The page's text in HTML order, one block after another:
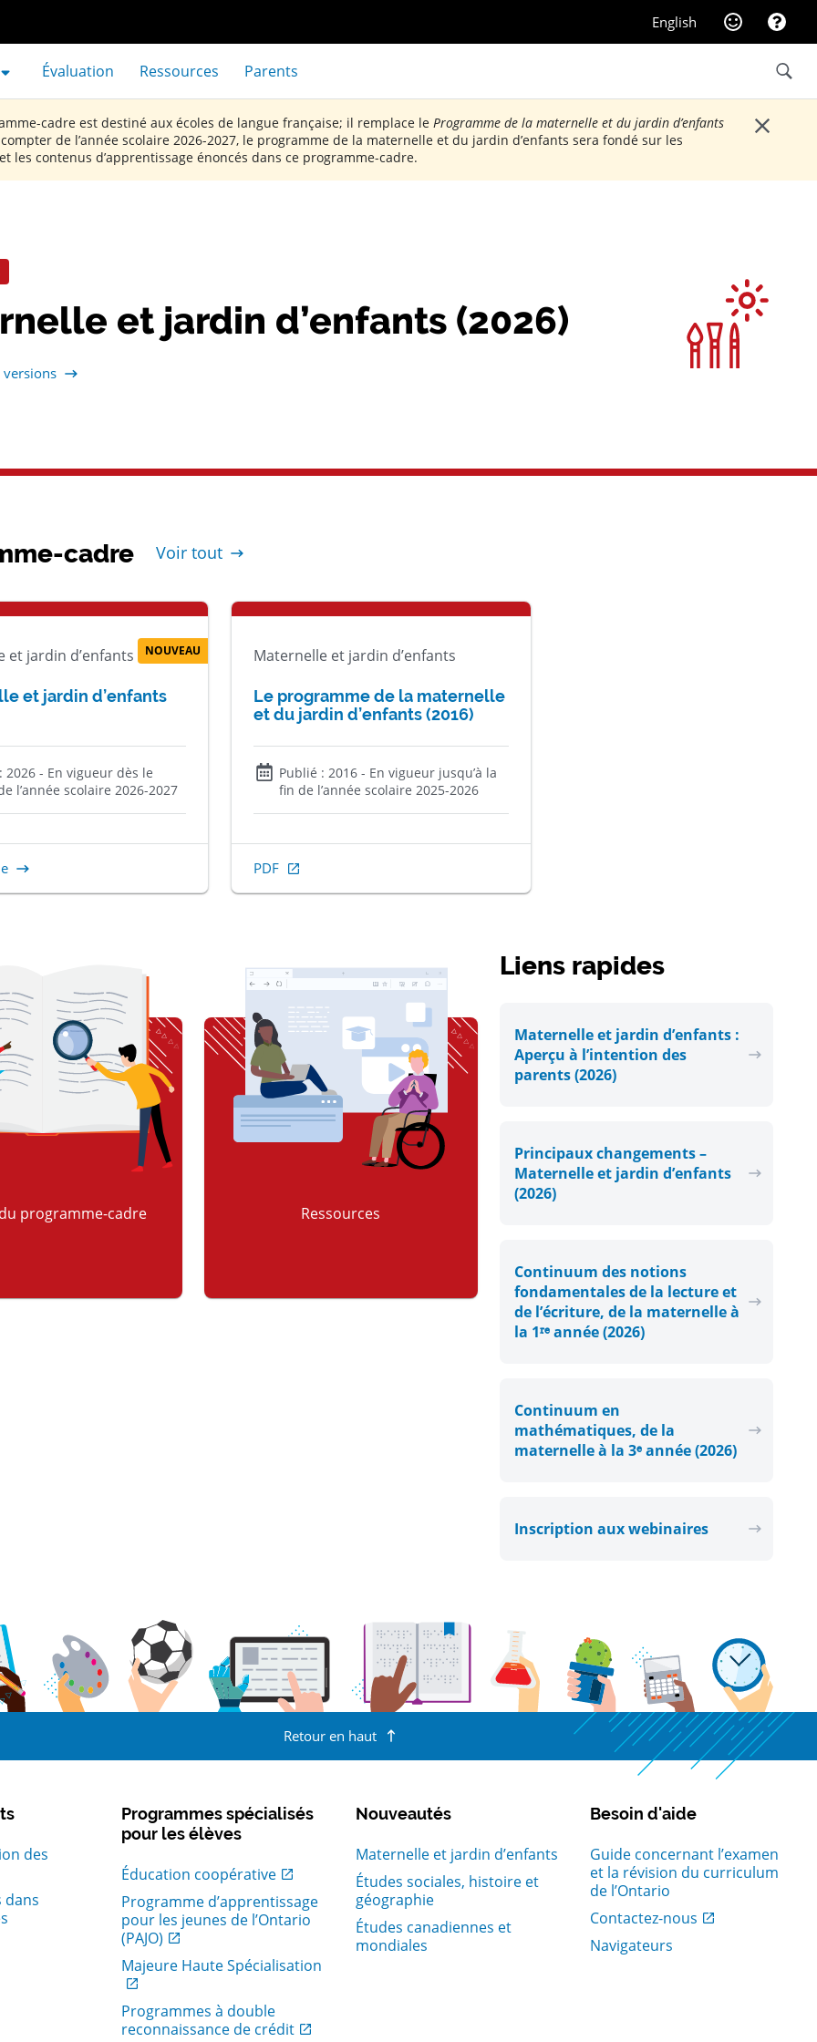
fenêtre English Commentaires
Aide
Évaluation Ressources Parents
cadre est destiné aux écoles de langue française; il remplace le Programme de la maternelle et du jardin d’enfants
compter de l’année scolaire 2026-2027, le programme de la maternelle et du jardin d’enfants sera fondé sur les
les contenus d’apprentissage énoncés dans ce programme-cadre.
Fermer
et jardin d’enfants (2026)
cadre Voir tout
et jardin d’enfants NOUVEAU
et jardin d’enfants
2026 - En vigueur dès le
l’année scolaire 2026-2027
Maternelle et jardin d’enfants
Le programme de la maternelle
et du jardin d’enfants (2016)
Publié :2016- En vigueur jusqu’à la
fin de l’année scolaire 2025-2026
PDF
, Ouvrir dans une nouvelle fenetre
programme-cadre Ressources
Liens rapides
Maternelle et jardin d’enfants :
Aperçu à l’intention des
parents (2026)
Principaux changements –
Maternelle et jardin d’enfants
(2026)
Continuum des notions
fondamentales de la lecture et
de l’écriture, de la maternelle à
la 1ʳᵉ année (2026)
Continuum en
mathématiques, de la
maternelle à la 3ᵉ année (2026)
Inscription aux webinaires
Retour en haut
des
dans
Programmes spécialisés
pour les élèves
Éducation coopérative
, Ouvrir dans une nouvelle fenetre
Programme d’apprentissage
pour les jeunes de l’Ontario
(PAJO)
, Ouvrir dans une nouvelle fenetre
Majeure Haute Spécialisation
, Ouvrir dans une nouvelle fenetre
Programmes à double
reconnaissance de crédit
, Ouvrir dans une nouvelle fenetre
Nouveautés
Maternelle et jardin d’enfants
Études sociales, histoire et
géographie
Études canadiennes et
mondiales
Besoin d'aide
Guide concernant l’examen
et la révision du curriculum
de l’Ontario
Contactez-nous
, Ouvrir dans une nouvelle
Navigateurs